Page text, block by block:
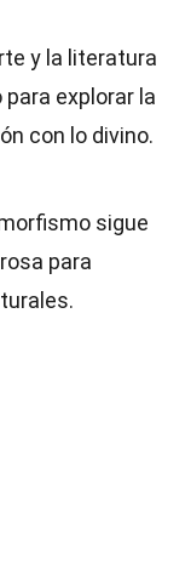
y la literatura
explorar la
con lo divino.
sigue
para